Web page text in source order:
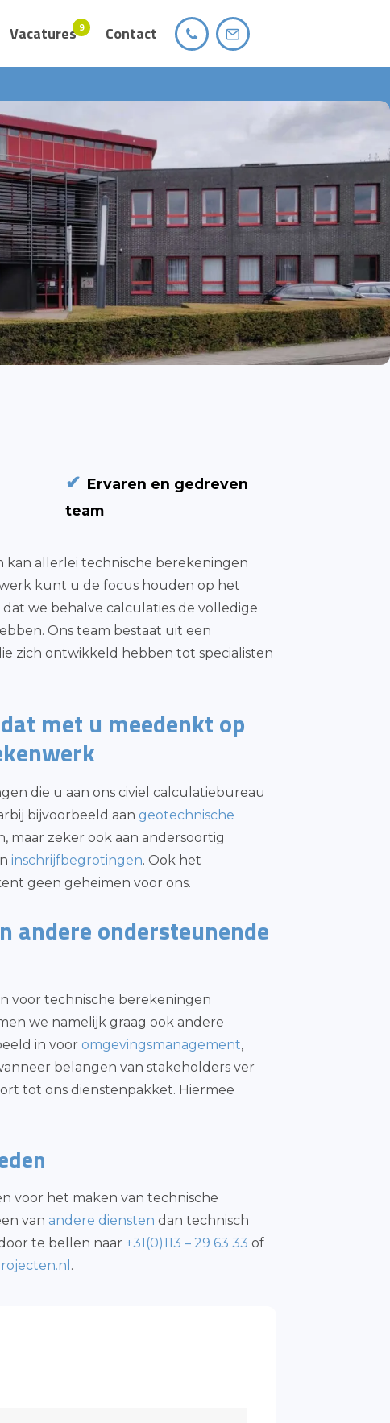
Vacatures 9 Contact
✔ Ervaren en gedreven
team
allerlei technische berekeningen
kunt u de focus houden op het
we behalve calculaties de volledige
Ons team bestaat uit een
zich ontwikkeld hebben tot specialisten
met u meedenkt op
die u aan ons civiel calculatiebureau
bijvoorbeeld aan geotechnische
maar zeker ook aan andersoortig
inschrijfbegrotingen. Ook het
geen geheimen voor ons.
andere ondersteunende
voor technische berekeningen
we namelijk graag ook andere
in voor omgevingsmanagement,
belangen van stakeholders ver
tot ons dienstenpakket. Hiermee
voor het maken van technische
van andere diensten dan technisch
te bellen naar +31(0)113 – 29 63 33 of
.